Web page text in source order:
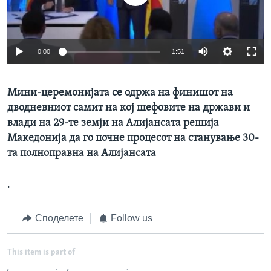
ИНТЕРВЈУА
Јазици
0:00 1:51
Мини-церемонијата се одржа на финишот на
дводневниот самит на кој шефовите на држави и
влади на 29-те земји на Алијансата решија
Македонија да го почне процесот на станување 30-
та полноправна на Алијансата
.
Споделете Follow us
This item is part of